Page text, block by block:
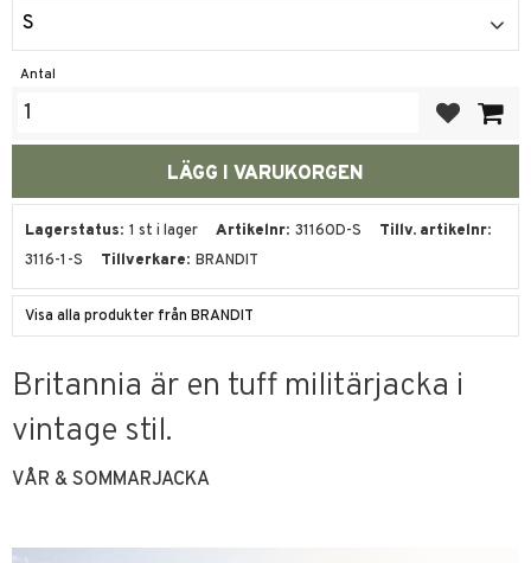
S
Antal
Lagerstatus 1 st i lager Artikelnr 3116OD-S
Tillv. artikelnr
3116-1-S
Tillverkare BRANDIT
Visa alla produkter från BRANDIT
Britannia är en tuff militärjacka i
vintage stil.
VÅR & SOMMARJACKA